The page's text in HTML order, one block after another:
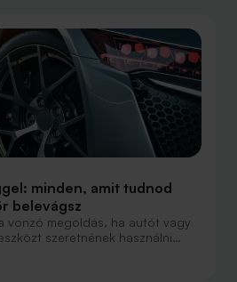
minden, amit tudnod
belevágsz
vonzó megoldás, ha autót vagy
szeretnének használni
ki kellene fizetniük.